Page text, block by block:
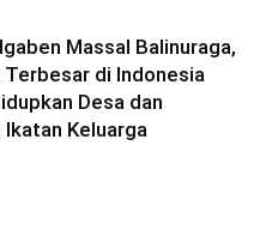
Massal Balinuraga,
di Indonesia
Desa dan
Keluarga